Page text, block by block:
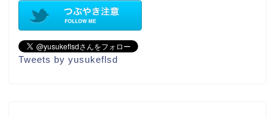
Tweets by yusukeflsd